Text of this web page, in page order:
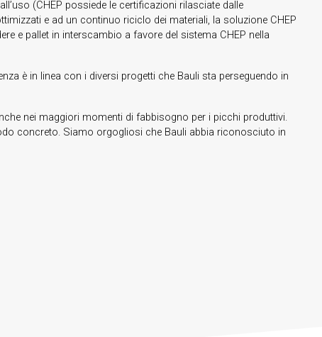
(CHEP possiede le certificazioni rilasciate dalle
e ad un continuo riciclo dei materiali, la soluzione CHEP
e pallet in interscambio a favore del sistema CHEP nella
è in linea con i diversi progetti che Bauli sta perseguendo in
nei maggiori momenti di fabbisogno per i picchi produttivi.
concreto. Siamo orgogliosi che Bauli abbia riconosciuto in